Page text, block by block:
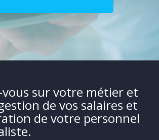
vous sur votre métier et
de vos salaires et
de votre personnel